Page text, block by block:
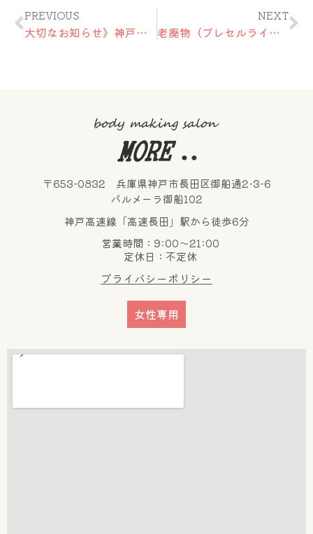
Prev
PREVIOUS
大切なお知らせ》神戸市長田区シェアサロン
NEXT
老廃物（プレセルライト）の排泄を促すポールシェリー”オセアニカ“
〒653-0832 兵庫県神戸市長田区御船通2-3-6
パルメーラ御船102
神戸高速線「高速長田」駅から徒歩6分
営業時間：9:00～21:00
定休日：不定休
プライバシーポリシー
女性専用